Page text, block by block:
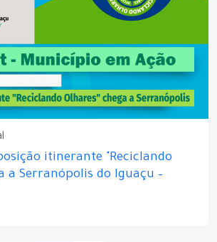
itinerante "Reciclando
a Serranópolis do Iguaçu –